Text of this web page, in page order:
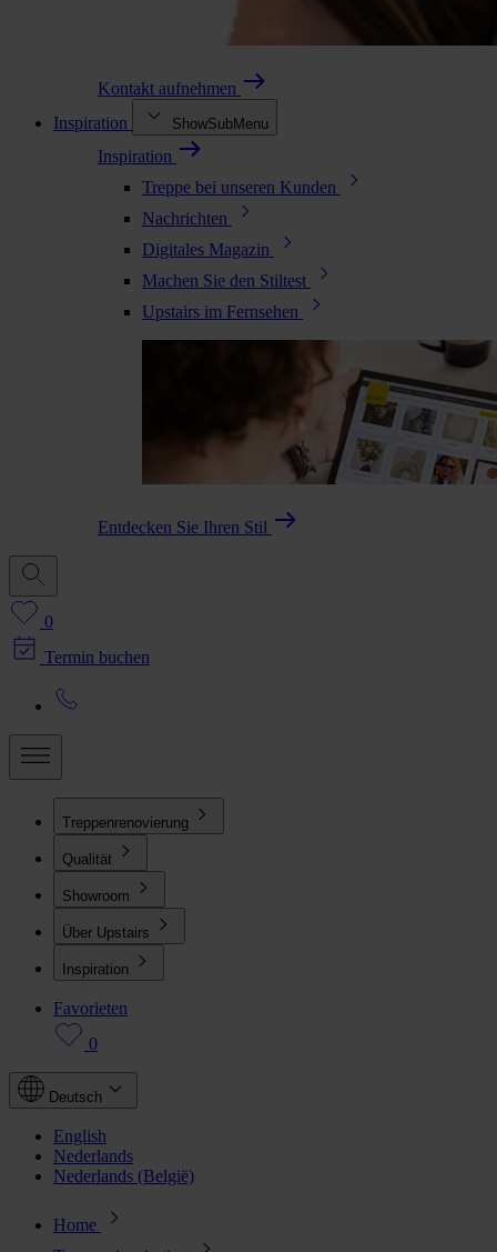
Kontakt aufnehmen
Inspiration
ShowSubMenu
Inspiration
Treppe bei unseren Kunden
Nachrichten
Digitales Magazin
Machen Sie den Stiltest
Upstairs im Fernsehen
Entdecken Sie Ihren Stil
0
Termin buchen
Treppenrenovierung
Qualität
Showroom
Über Upstairs
Inspiration
Favorieten
0
Deutsch
English
Nederlands
Nederlands (België)
Home